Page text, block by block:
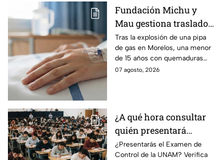
Fundación Michu y
Mau gestiona traslado
a Texas de adolescente
herida en explosión de
una pipa de gas en
Morelos
Tras la explosión de una pipa
de gas en Morelos, una menor
de 15 años con quemaduras
graves será trasladada a
07 agosto, 2026
¿A qué hora consultar
quién presentará
examen de control?
¿Presentarás el Examen de
Control de la UNAM? Verifica